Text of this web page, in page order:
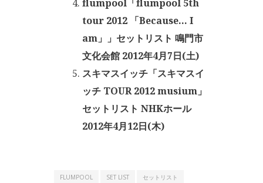
flumpool「flumpool 5th
tour 2012 「Because… I
am」」セットリスト 鳴門市
文化会館 2012年4月7日(土)
スキマスイッチ「スキマスイ
ッチ TOUR 2012 musium」
セットリスト NHKホール
2012年4月12日(木)
FLUMPOOL SET LIST セットリスト